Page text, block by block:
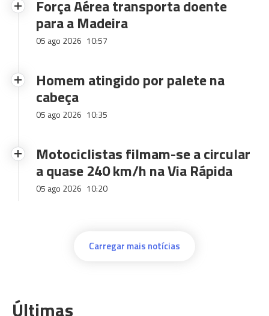
Força Aérea transporta doente
para a Madeira
05 ago 2026 10:57
Homem atingido por palete na
cabeça
05 ago 2026 10:35
Motociclistas filmam-se a circular
a quase 240 km/h na Via Rápida
05 ago 2026 10:20
Carregar mais notícias
Últimas